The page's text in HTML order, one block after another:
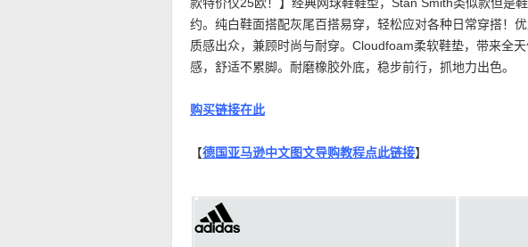
约。纯白鞋面搭配灰尾百搭易穿，轻松应对各种日常穿搭！优
质感出众，兼顾时尚与耐穿。Cloudfoam柔软鞋垫，带来全
感，舒适不累脚。耐磨橡胶外底，稳步前行，抓地力出色。
购买链接在此
【德国亚马逊中文图文导购教程点此链接】